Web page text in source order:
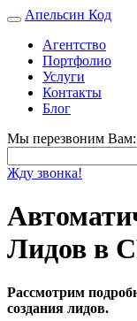
Апельсин Код
Агентство
Портфолио
Услуги
Контакты
Блог
Мы перезвоним Вам:
Жду звонка!
Лидов в
Рассмотрим
создания лидов.